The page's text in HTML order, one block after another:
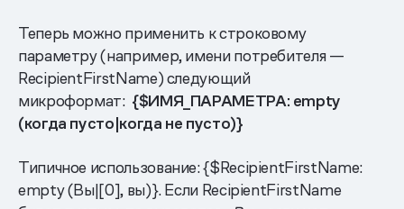
Теперь можно применить к строковому
параметру (например, имени потребителя —
RecipientFirstName) следующий
микроформат: {$ИМЯ_ПАРАМЕТРА: empty
(когда пусто|когда не пусто)}
Типичное использование: {$RecipientFirstName:
empty (Вы|[0], вы)}. Если RecipientFirstName